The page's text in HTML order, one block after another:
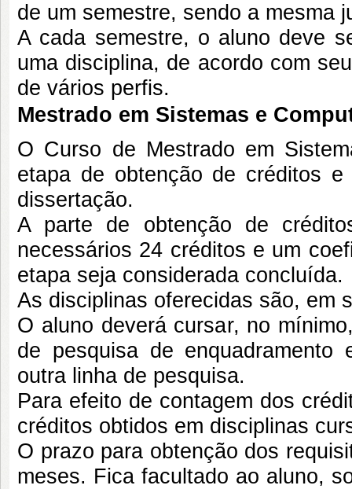
de um semestre, sendo a mesma
A cada semestre, o aluno deve
uma disciplina, de acordo com
de vários perfis.
Mestrado em Sistemas e
O Curso de Mestrado em
etapa de obtenção de créditos
dissertação.
A parte de obtenção de
necessários 24 créditos e um
etapa seja considerada concluída.
As disciplinas oferecidas são, em
O aluno deverá cursar, no
de pesquisa de
outra linha de pesquisa.
Para efeito de contagem dos
créditos obtidos em disciplinas
O prazo para obtenção dos
meses. Fica facultado ao aluno,